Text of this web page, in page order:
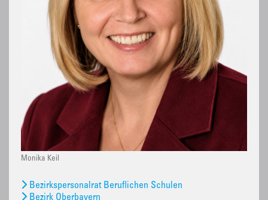
Monika Keil
Bezirkspersonalrat Beruflichen Schulen
Bezirk Oberbayern